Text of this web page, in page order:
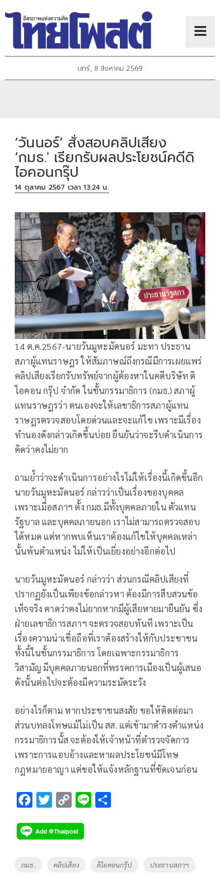
เสาร์, 8 สิงหาคม 2569
‘วันนอร์’ สั่งสอบคลิปเสียง
‘กมธ.' เรียกรับผลประโยชน์คดีดิ
ไอคอนกรุ๊ป
14 ตุลาคม 2567 เวลา 13:24 น.
14 ต.ค.2567-นายวันมูหะมัดนอร์ มะทา ประธาน
สภาผู้แทนราษฎร ให้สัมภาษณ์ถึงกรณีมีการเผยแพร่
คลิปเสียงเรียกรับทรัพย์จากผู้ต้องหาในคดีบริษัท ดิ
ไอคอน กรุ๊ป จำกัด ในชั้นกรรมาธิการ (กมธ.) สภาผู้
แทนราษฎรว่า ตนเองจะให้เลขาธิการสภาผู้แทน
ราษฎรตรวจสอบโดยด่วนและจะแก้ไข เพราะมีเรื่อง
ทำนองดังกล่าวเกิดขึ้นบ่อย ยืนยันว่าจะรีบดำเนินการ
คิดว่าคงไม่ยาก
ถามย้ำว่าจะดำเนินการอย่างไรไม่ให้เรื่องนี้เกิดขึ้นอีก
นายวันมูหะมัดนอร์ กล่าวว่าเป็นเรื่องของบุคคล
เพราะเมื่อสภาฯ ตั้ง กมธ.มีทั้งบุคคลภายใน ตัวแทน
รัฐบาล และบุคคลภายนอก เราไม่สามารถตรวจสอบ
ได้หมด แต่หากพบเห็นเราต้องแก้ไขให้บุคคลเหล่า
นั้นพ้นตำแหน่ง ไม่ให้เป็นเยี่ยงอย่างอีกต่อไป
นายวันมูหะมัดนอร์ กล่าวว่า ส่วนกรณีคลิปเสียงที่
ปรากฏยังเป็นเพียงข้อกล่าวหา ต้องมีการสืบสวนข้อ
เท็จจริง คาดว่าคงไม่ยากหากมีผู้เสียหายมายืนยัน ซึ่ง
ฝ่ายเลขาธิการสภาฯ จะตรวจสอบทันที เพราะเป็น
เรื่องความน่าเชื่อถือที่เราต้องสร้างให้กับประชาชน
ทั้งนี้ในชั้นกรรมาธิการ โดยเฉพาะกรรมาธิการ
วิสามัญ มีบุคคลภายนอกที่พรรคการเมืองเป็นผู้เสนอ
ดังนั้นต่อไปจะต้องมีความระมัดระวัง
อย่างไรก็ตาม หากประชาชนสงสัย ขอให้ติดต่อมา
ส่วนบทลงโทษแม้ไม่เป็น สส. แต่เข้ามาดำรงตำแหน่ง
กรรมาธิการนั้ส จะต้องให้เจ้าหน้าที่ตำรวจจัดการ
เพราะการแอบอ้างและหาผลประโยชน์มีโทษ
กฎหมายอาญา แต่ขอให้แจ้งหลักฐานที่ชัดเจนก่อน
F
e
b
o
T
tt
er
C
p
y
Li
Li
Tags
กมธ. คลิปเสียง ดิไอคอนกรุ๊ป ประธานสภาฯ